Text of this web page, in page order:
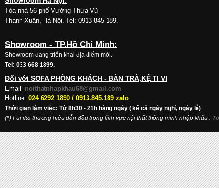
Tòa nhà 56 phố Vường Thừa Vũ
Thanh Xuân, Hà Nội. Tel: 0913 845 189.
Showroom - TP.Hồ Chí Minh:
Showroom đang triển khai địa điểm mới.
Tel: 033 668 1899.
Đối với SOFA PHÒNG KHÁCH - BÀN TRÀ,KỆ TI VI
Email: noithatnhapkhau68@gmail.com
Hotline: 024 6292 1890 / 0913.845.189 zalo
Thời gian làm việc: Từ 8h30 - 21h hàng ngày ( kể cả ngày nghỉ, ngày lễ)
(*) Funika thương hiệu dẫn đầu trong lĩnh vực nội thất thông minh nhập khẩu :